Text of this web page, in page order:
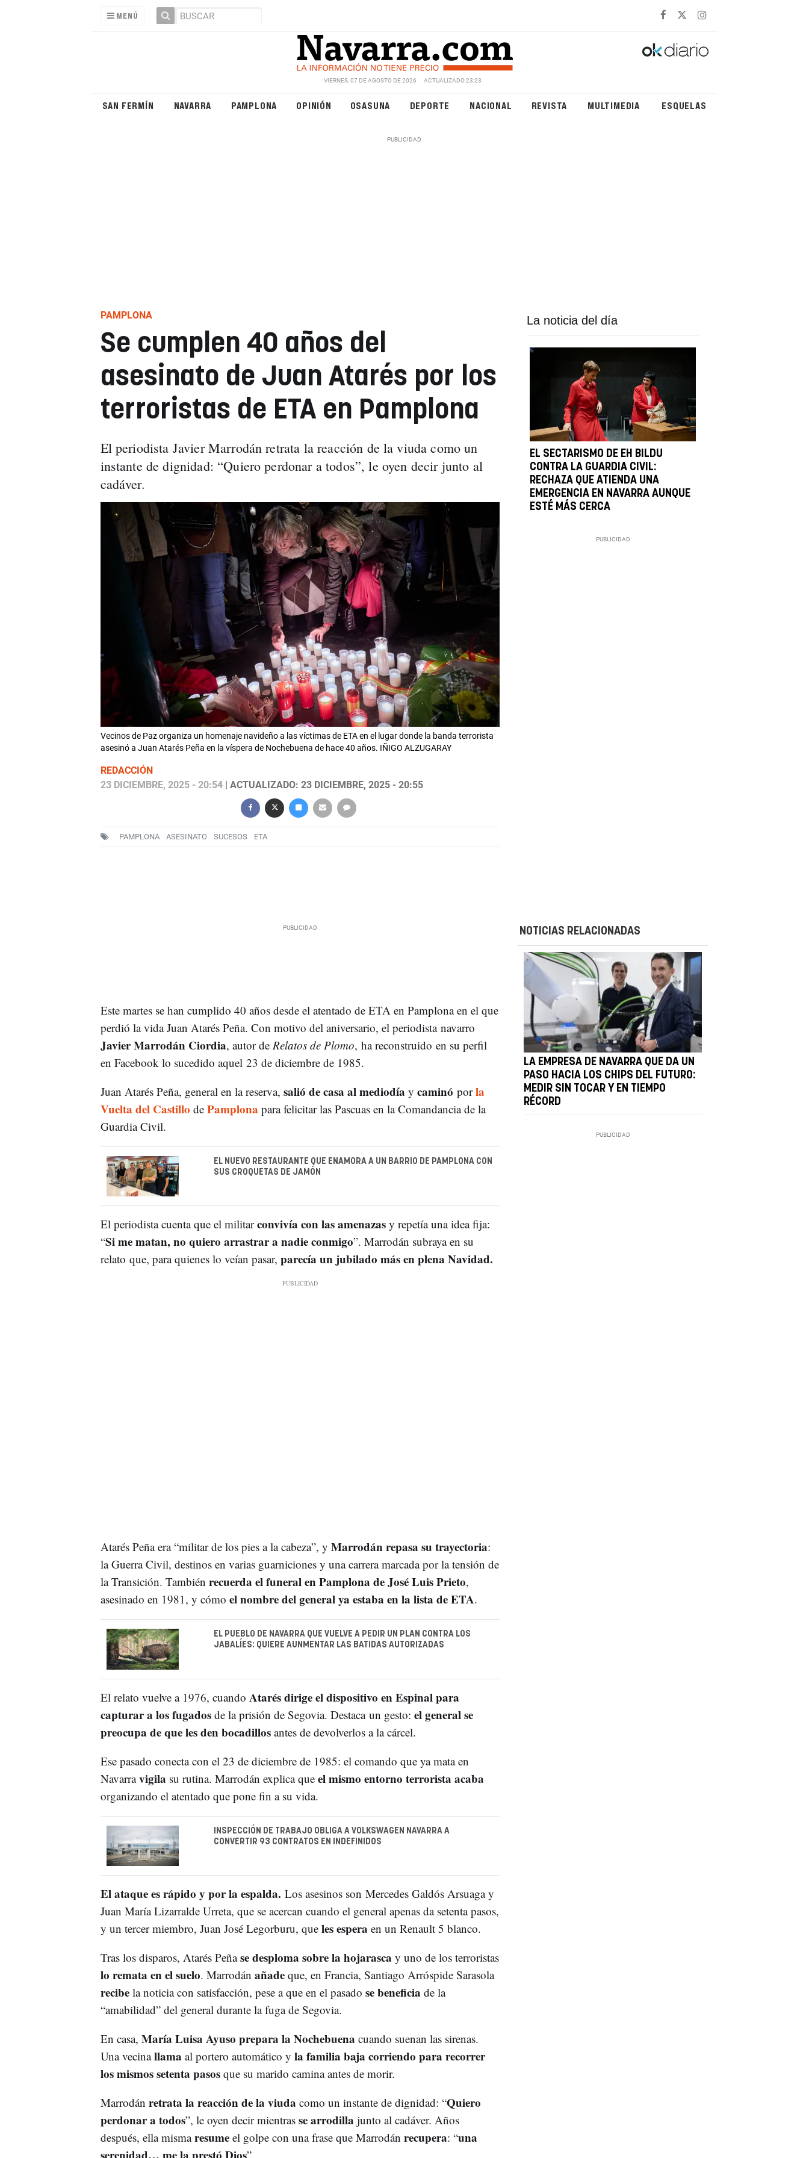
MENÚ
VIERNES, 07 DE AGOSTO DE 2026 ACTUALIZADO 23:23
SAN FERMÍN NAVARRA PAMPLONA OPINIÓN OSASUNA DEPORTE NACIONAL REVISTA MULTIMEDIA ESQUELAS
PAMPLONA
Se cumplen 40 años del
asesinato de Juan Atarés por los
terroristas de ETA en Pamplona
El periodista Javier Marrodán retrata la reacción de la viuda como un
instante de dignidad: “Quiero perdonar a todos”, le oyen decir junto al
cadáver.
Vecinos de Paz organiza un homenaje navideño a las víctimas de ETA en el lugar donde la banda terrorista
asesinó a Juan Atarés Peña en la víspera de Nochebuena de hace 40 años. IÑIGO ALZUGARAY
REDACCIÓN
23 DICIEMBRE, 2025 - 20:54| ACTUALIZADO: 23 DICIEMBRE, 2025 - 20:55
PAMPLONA ASESINATO SUCESOS ETA
La noticia del día
EL SECTARISMO DE EH BILDU
CONTRA LA GUARDIA CIVIL:
RECHAZA QUE ATIENDA UNA
EMERGENCIA EN NAVARRA AUNQUE
ESTÉ MÁS CERCA
Este martes se han cumplido 40 años desde el atentado de ETA en Pamplona en el que
perdió la vida Juan Atarés Peña. Con motivo del aniversario, el periodista navarro
Javier Marrodán Ciordia, autor de Relatos de Plomo, ha reconstruido en su perfil
en Facebook lo sucedido aquel 23 de diciembre de 1985.
Juan Atarés Peña, general en la reserva, salió de casa al mediodía y caminó porla
Vuelta del Castillo dePamplona para felicitar las Pascuas en la Comandancia de la
Guardia Civil.
EL NUEVO RESTAURANTE QUE ENAMORA A UN BARRIO DE PAMPLONA CON
SUS CROQUETAS DE JAMÓN
El periodista cuenta que el militarconvivía con las amenazasy repetía una idea fija:
“Si me matan, no quiero arrastrar a nadie conmigo”. Marrodán subraya en su
relato que, para quienes lo veían pasar, parecía un jubilado más en plena Navidad.
Atarés Peña era “militar de los pies a la cabeza”, y Marrodán repasa su trayectoria:
la Guerra Civil, destinos en varias guarniciones y una carrera marcada por la tensión de
la Transición. También recuerda el funeral en Pamplona de José Luis Prieto,
asesinado en 1981, y cómo el nombre del general ya estaba en la lista de ETA.
EL PUEBLO DE NAVARRA QUE VUELVE A PEDIR UN PLAN CONTRA LOS
JABALÍES: QUIERE AUNMENTAR LAS BATIDAS AUTORIZADAS
El relato vuelve a 1976, cuando Atarés dirige el dispositivo en Espinal para
capturar a los fugadosde la prisión de Segovia. Destaca un gesto: el general se
preocupa de que les den bocadillos antes de devolverlos a la cárcel.
Ese pasado conecta con el 23 de diciembre de 1985: el comando que ya mata en
Navarravigila su rutina. Marrodán explica que el mismo entorno terrorista acaba
organizando el atentado que pone fin a su vida.
INSPECCIÓN DE TRABAJO OBLIGA A VOLKSWAGEN NAVARRA A
CONVERTIR 93 CONTRATOS EN INDEFINIDOS
El ataque es rápido y por la espalda. Los asesinos son Mercedes Galdós Arsuaga y
Juan María Lizarralde Urreta, que se acercan cuando el general apenas da setenta pasos,
y un tercer miembro, Juan José Legorburu, que les espera en un Renault 5 blanco.
Tras los disparos, Atarés Peñase desploma sobre la hojarasca y uno de los terroristas
lo remata en el suelo. Marrodán añadeque, en Francia, Santiago Arróspide Sarasola
recibela noticia con satisfacción, pese a que en el pasado se beneficia de la
“amabilidad” del general durante la fuga de Segovia.
En casa, María Luisa Ayuso prepara la Nochebuena cuando suenan las sirenas.
Una vecinallama al portero automático y la familia baja corriendo para recorrer
los mismos setenta pasosque su marido camina antes de morir.
Marrodán retrata la reacción de la viuda como un instante de dignidad: “Quiero
perdonar a todos”, le oyen decir mientras se arrodilla junto al cadáver. Años
después, ella mismaresumeel golpe con una frase que Marrodán recupera: “una
”.
NOTICIAS RELACIONADAS
LA EMPRESA DE NAVARRA QUE DA UN
PASO HACIA LOS CHIPS DEL FUTURO:
MEDIR SIN TOCAR Y EN TIEMPO
RÉCORD